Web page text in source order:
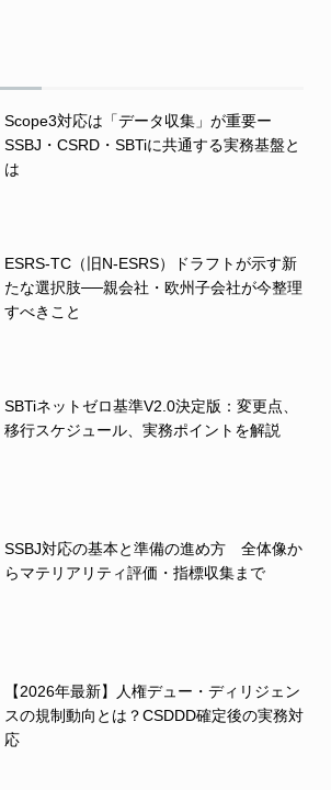
Scope3対応は「データ収集」が重要ー
SSBJ・CSRD・SBTiに共通する実務基盤と
は
ESRS-TC（旧N-ESRS）ドラフトが示す新
たな選択肢──親会社・欧州子会社が今整理
すべきこと
SBTiネットゼロ基準V2.0決定版：変更点、
移行スケジュール、実務ポイントを解説
SSBJ対応の基本と準備の進め方 全体像か
らマテリアリティ評価・指標収集まで
【2026年最新】人権デュー・ディリジェン
スの規制動向とは？CSDDD確定後の実務対
応